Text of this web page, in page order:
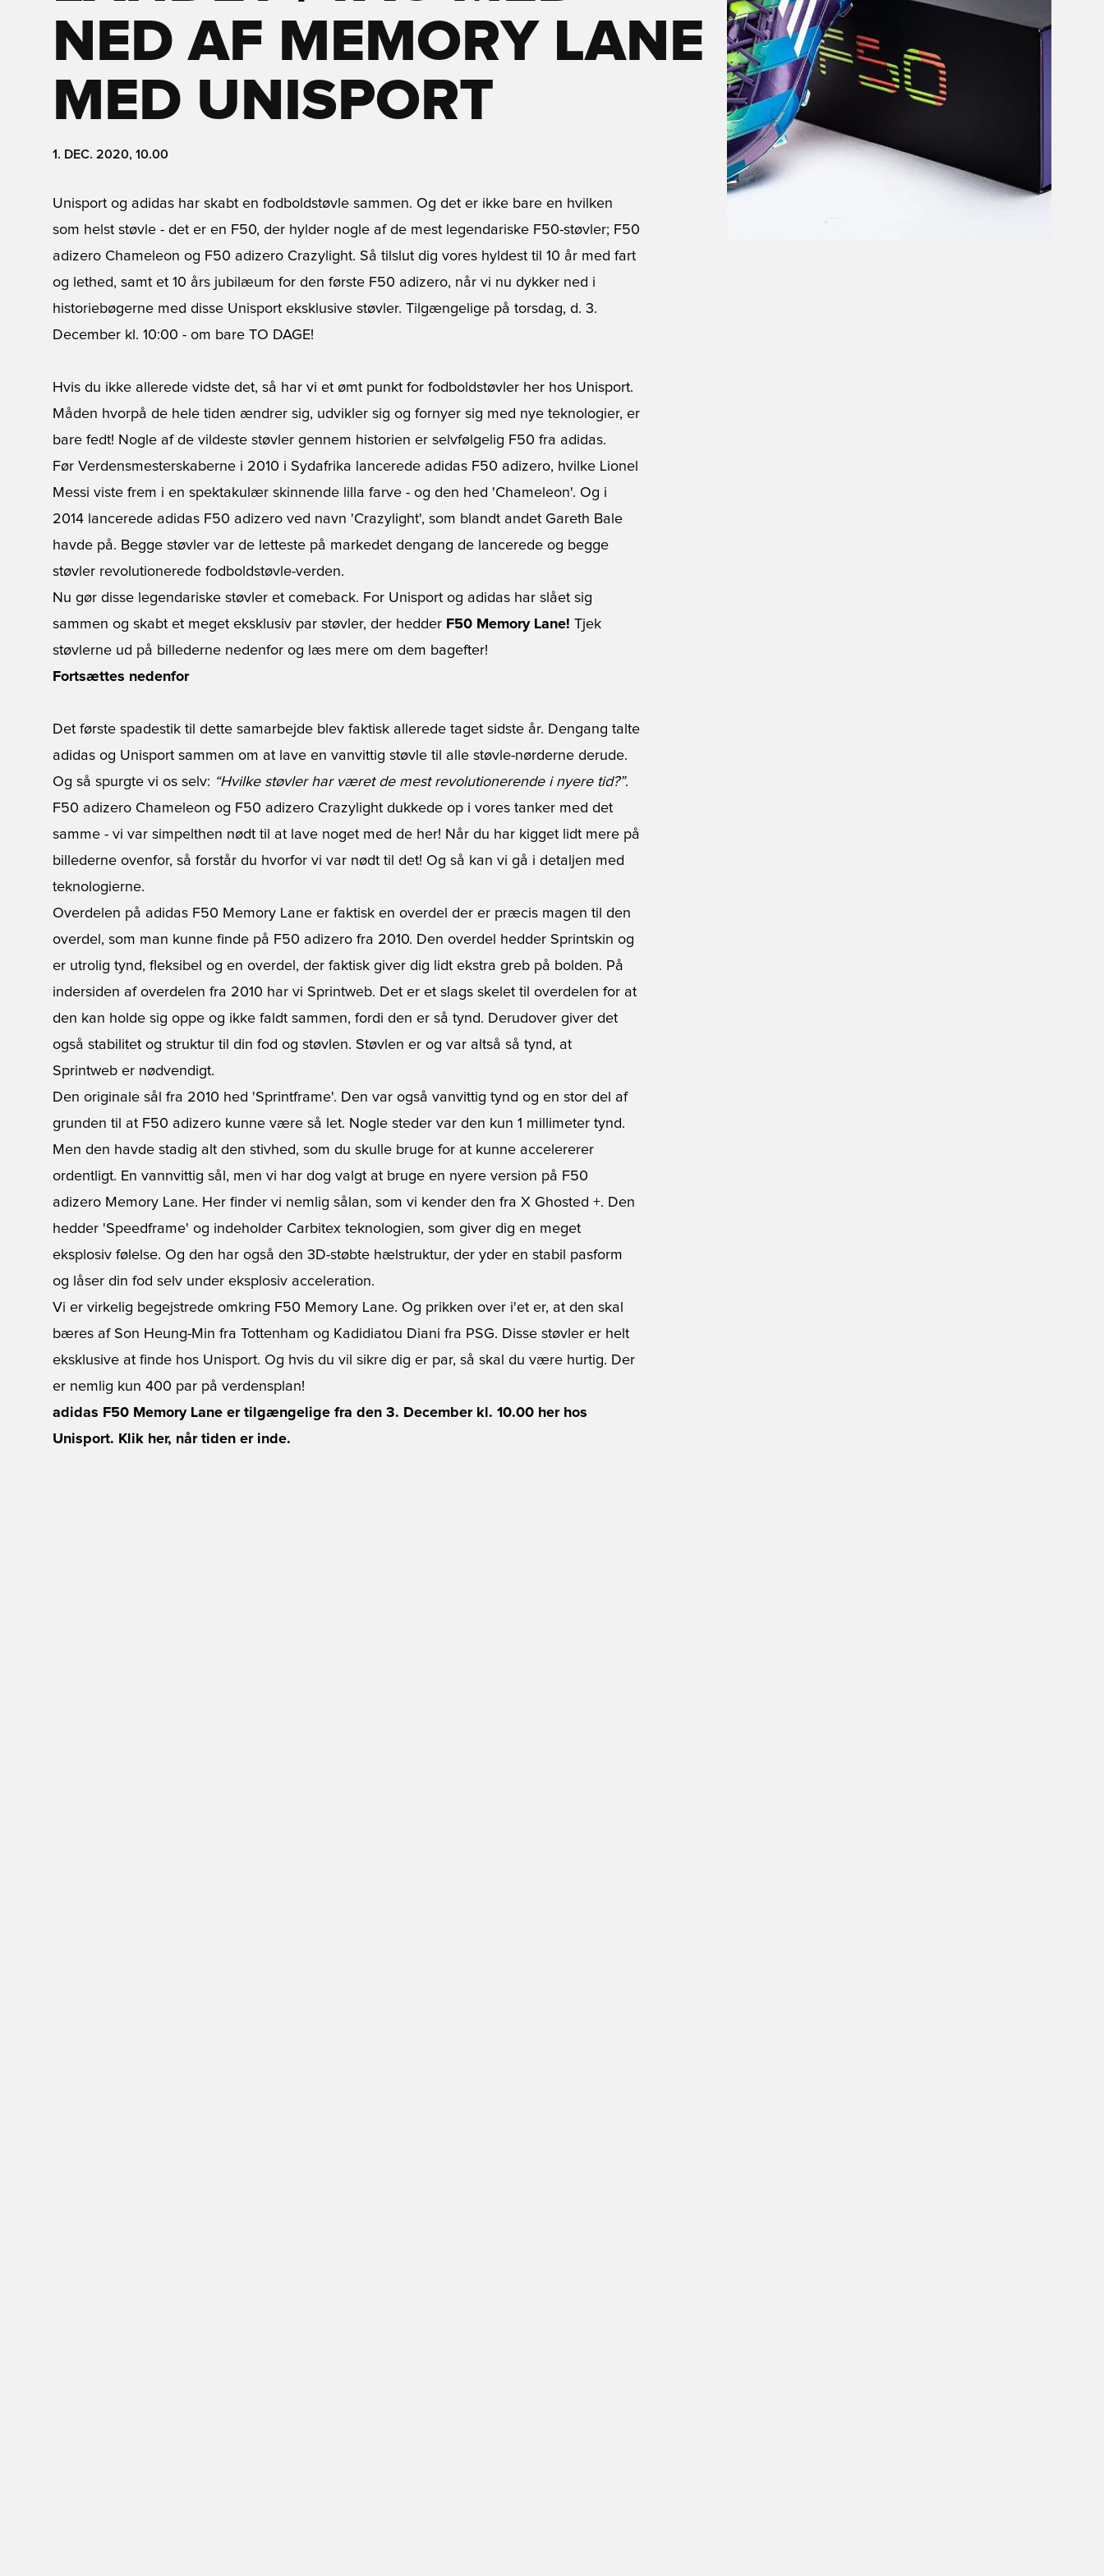
NED AF MEMORY LANE
MED UNISPORT
1. DEC. 2020, 10.00
Unisport og adidas har skabt en fodboldstøvle sammen. Og det er ikke bare en hvilken
som helst støvle - det er en F50, der hylder nogle af de mest legendariske F50-støvler; F50
adizero Chameleon og F50 adizero Crazylight. Så tilslut dig vores hyldest til 10 år med fart
og lethed, samt et 10 års jubilæum for den første F50 adizero, når vi nu dykker ned i
historiebøgerne med disse Unisport eksklusive støvler. Tilgængelige på torsdag, d. 3.
December kl. 10:00 - om bare TO DAGE!
Hvis du ikke allerede vidste det, så har vi et ømt punkt for fodboldstøvler her hos Unisport.
Måden hvorpå de hele tiden ændrer sig, udvikler sig og fornyer sig med nye teknologier, er
bare fedt! Nogle af de vildeste støvler gennem historien er selvfølgelig F50 fra adidas.
Før Verdensmesterskaberne i 2010 i Sydafrika lancerede adidas F50 adizero, hvilke Lionel
Messi viste frem i en spektakulær skinnende lilla farve - og den hed 'Chameleon'. Og i
2014 lancerede adidas F50 adizero ved navn 'Crazylight', som blandt andet Gareth Bale
havde på. Begge støvler var de letteste på markedet dengang de lancerede og begge
støvler revolutionerede fodboldstøvle-verden.
Nu gør disse legendariske støvler et comeback. For Unisport og adidas har slået sig
sammen og skabt et meget eksklusiv par støvler, der hedder F50 Memory Lane! Tjek
støvlerne ud på billederne nedenfor og læs mere om dem bagefter!
Fortsættes nedenfor
Det første spadestik til dette samarbejde blev faktisk allerede taget sidste år. Dengang talte
adidas og Unisport sammen om at lave en vanvittig støvle til alle støvle-nørderne derude.
Og så spurgte vi os selv: “Hvilke støvler har været de mest revolutionerende i nyere tid?”.
F50 adizero Chameleon og F50 adizero Crazylight dukkede op i vores tanker med det
samme - vi var simpelthen nødt til at lave noget med de her! Når du har kigget lidt mere på
billederne ovenfor, så forstår du hvorfor vi var nødt til det! Og så kan vi gå i detaljen med
teknologierne.
Overdelen på adidas F50 Memory Lane er faktisk en overdel der er præcis magen til den
overdel, som man kunne finde på F50 adizero fra 2010. Den overdel hedder Sprintskin og
er utrolig tynd, fleksibel og en overdel, der faktisk giver dig lidt ekstra greb på bolden. På
indersiden af overdelen fra 2010 har vi Sprintweb. Det er et slags skelet til overdelen for at
den kan holde sig oppe og ikke faldt sammen, fordi den er så tynd. Derudover giver det
også stabilitet og struktur til din fod og støvlen. Støvlen er og var altså så tynd, at
Sprintweb er nødvendigt.
Den originale sål fra 2010 hed 'Sprintframe'. Den var også vanvittig tynd og en stor del af
grunden til at F50 adizero kunne være så let. Nogle steder var den kun 1 millimeter tynd.
Men den havde stadig alt den stivhed, som du skulle bruge for at kunne accelererer
ordentligt. En vannvittig sål, men vi har dog valgt at bruge en nyere version på F50
adizero Memory Lane. Her finder vi nemlig sålan, som vi kender den fra X Ghosted +. Den
hedder 'Speedframe' og indeholder Carbitex teknologien, som giver dig en meget
eksplosiv følelse. Og den har også den 3D-støbte hælstruktur, der yder en stabil pasform
og låser din fod selv under eksplosiv acceleration.
Vi er virkelig begejstrede omkring F50 Memory Lane. Og prikken over i'et er, at den skal
bæres af Son Heung-Min fra Tottenham og Kadidiatou Diani fra PSG. Disse støvler er helt
eksklusive at finde hos Unisport. Og hvis du vil sikre dig er par, så skal du være hurtig. Der
er nemlig kun 400 par på verdensplan!
adidas F50 Memory Lane er tilgængelige fra den 3. December kl. 10.00 her hos
Unisport. Klik her, når tiden er inde.